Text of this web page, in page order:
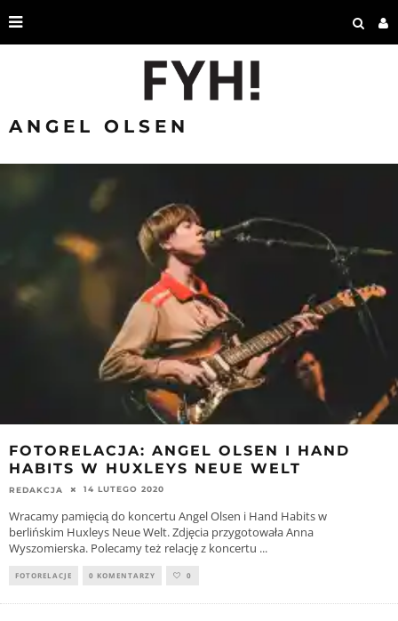
ANGEL OLSEN
FOTORELACJA: ANGEL OLSEN I HAND
HABITS W HUXLEYS NEUE WELT
REDAKCJA 14 LUTEGO 2020
Wracamy pamięcią do koncertu Angel Olsen i Hand Habits w
berlińskim Huxleys Neue Welt. Zdjęcia przygotowała Anna
Wyszomierska. Polecamy też relację z koncertu ...
FOTORELACJE 0 KOMENTARZY 0